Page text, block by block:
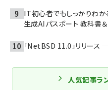
IT初心者でもしっかりわか
生成AIパスポート 教科書＆
「NetBSD 11.0」リリース
人気記事ラ